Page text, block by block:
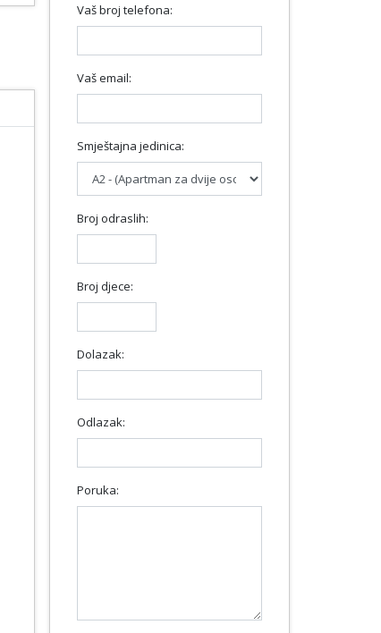
Vaš broj telefona:
Vaš email:
Smještajna jedinica:
Broj odraslih:
Broj djece:
Dolazak:
Odlazak:
Poruka: